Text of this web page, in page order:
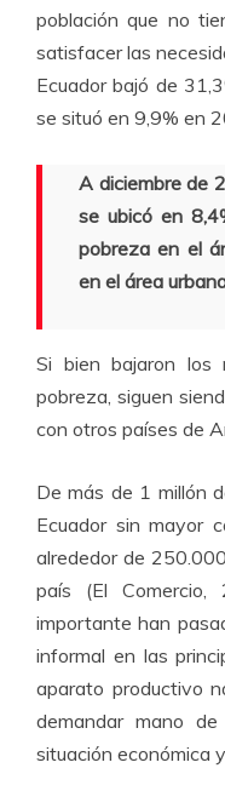
población que no
satisfacer las
Ecuador bajó de
se situó en 9,9% en
A diciembre de
se ubicó en
pobreza en el
en el área
Si bien bajaron los
pobreza, siguen
con otros países de
De más de 1 millón
Ecuador sin mayor
alrededor de
país (El
importante han
informal en las
aparato productivo
demandar mano
situación económica